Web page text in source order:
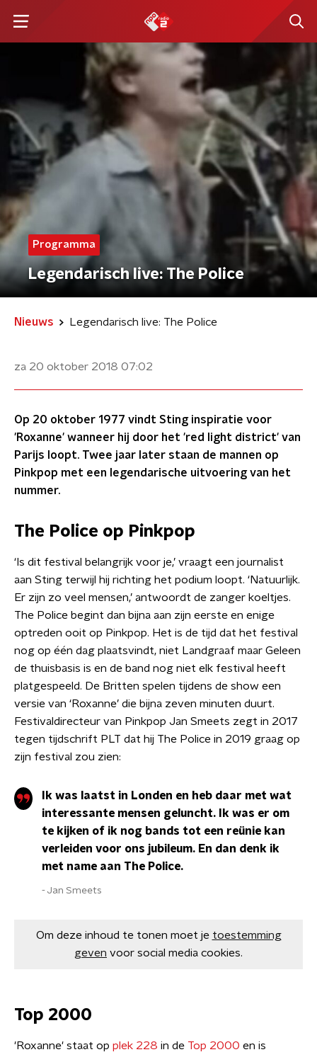
Programma
Legendarisch live: The Police
Nieuws Legendarisch live: The Police
za 20 oktober 2018 07:02
Op 20 oktober 1977 vindt Sting inspiratie voor
'Roxanne' wanneer hij door het 'red light district' van
Parijs loopt. Twee jaar later staan de mannen op
Pinkpop met een legendarische uitvoering van het
nummer.
The Police op Pinkpop
‘Is dit festival belangrijk voor je,’ vraagt een journalist
aan Sting terwijl hij richting het podium loopt. ‘Natuurlijk.
Er zijn zo veel mensen,’ antwoordt de zanger koeltjes. ​
The Police begint dan bijna aan zijn eerste en enige
optreden ooit op Pinkpop. Het is de tijd dat het festival
nog op één dag plaatsvindt, niet Landgraaf maar Geleen
de thuisbasis is en de band nog niet elk festival heeft
platgespeeld. De Britten spelen tijdens de show een
versie van ‘Roxanne’ die bijna zeven minuten duurt.
Festivaldirecteur van Pinkpop Jan Smeets zegt in 2017
tegen tijdschrift PLT dat hij The Police in 2019 graag op
zijn festival zou zien:
Ik was laatst in Londen en heb daar met wat
interessante mensen geluncht. Ik was er om
te kijken of ik nog bands tot een reünie kan
verleiden voor ons jubileum. En dan denk ik
met name aan The Police.
Jan Smeets
Om deze inhoud te tonen moet je toestemming
geven voor social media cookies.
Top 2000
'Roxanne' staat op plek 228 in de Top 2000 en is